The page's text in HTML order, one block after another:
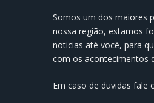
Somos um dos maiores
nossa região, estamos
noticias até você, para
com os acontecimentos
Em caso de duvidas fale
07/05/